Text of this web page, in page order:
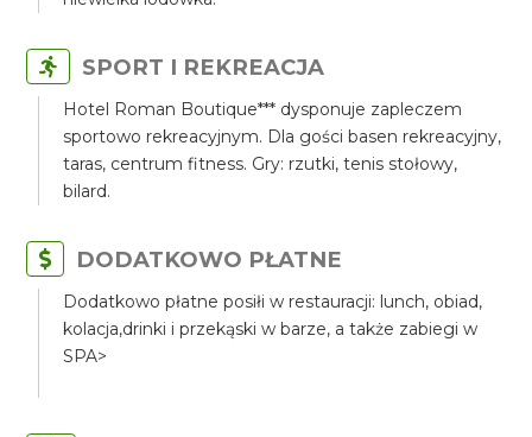
SPORT I REKREACJA
Hotel Roman Boutique*** dysponuje zapleczem
sportowo rekreacyjnym. Dla gości basen rekreacyjny,
taras, centrum fitness. Gry: rzutki, tenis stołowy,
bilard.
DODATKOWO PŁATNE
Dodatkowo płatne posiłi w restauracji: lunch, obiad,
kolacja,drinki i przekąski w barze, a także zabiegi w
SPA>